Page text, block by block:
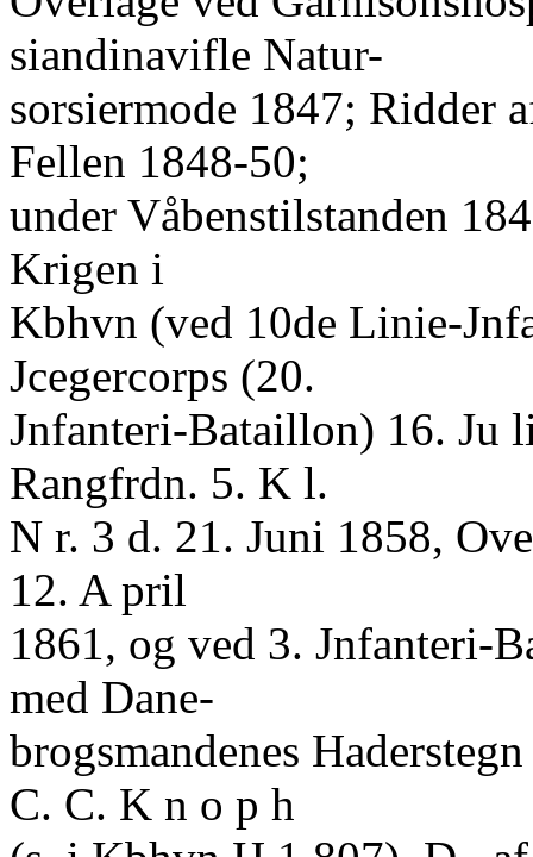
siandinavifle Natur-
sorsiermode 1847; Ridder
Fellen 1848-50;
under Våbenstilstanden
Krigen i
Kbhvn (ved 10de Linie-
Jcegercorps (20.
Jnfanteri-Bataillon) 16. Ju
Rangfrdn. 5. K l.
N r. 3 d. 21. Juni 1858,
12. A pril
1861, og ved 3. Jnfanteri-
med Dane-
brogsmandenes
C. C. K n o p h